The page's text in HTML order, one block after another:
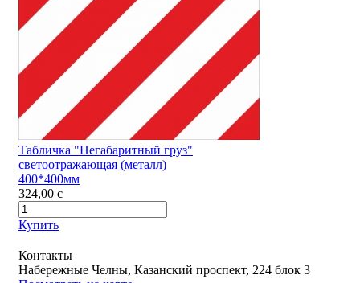
Табличка "Негабаритный груз"
светоотражающая (металл)
400*400мм
324,00 c
Купить
Контакты
Набережные Челны, Казанский проспект, 224 блок 3